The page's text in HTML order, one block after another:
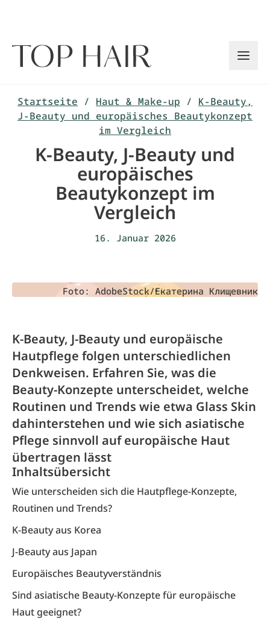
Startseite / Haut & Make-up / K-Beauty,
J-Beauty und europäisches Beautykonzept
im Vergleich
K-Beauty, J-Beauty und
europäisches
Beautykonzept im
Vergleich
16. Januar 2026
Foto: AdobeStock/Екатерина Клищевник
K-Beauty, J-Beauty und europäische
Hautpflege folgen unterschiedlichen
Denkweisen. Erfahren Sie, was die
Beauty-Konzepte unterscheidet, welche
Routinen und Trends wie etwa Glass Skin
dahinterstehen und wie sich asiatische
Pflege sinnvoll auf europäische Haut
übertragen lässt
Inhaltsübersicht
Wie unterscheiden sich die Hautpflege-Konzepte,
Routinen und Trends?
K-Beauty aus Korea
J-Beauty aus Japan
Europäisches Beautyverständnis
Sind asiatische Beauty-Konzepte für europäische
Haut geeignet?